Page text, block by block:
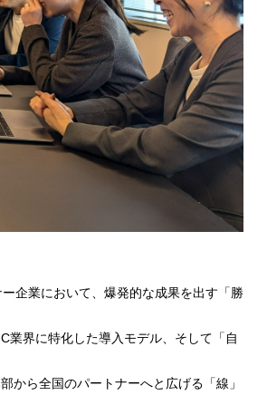
企業において、爆発的な成果を出す「勝
業界に特化した導入モデル、そして「自
から全国のパートナーへと広げる「線」